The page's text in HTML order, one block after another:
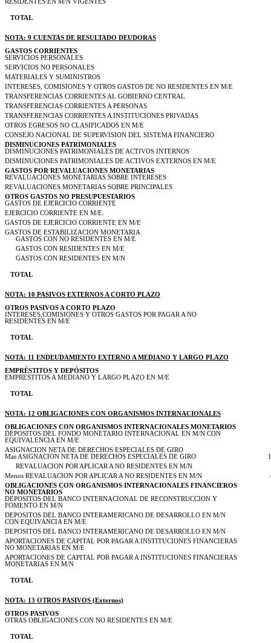
RESIDENTES EN M/N VIGENTES
TOTAL
NOTA: 9 CUENTAS DE RESULTADO DEUDORAS
GASTOS CORRIENTES
SERVICIOS PERSONALES
SERVICIOS NO PERSONALES
MATERIALES Y SUMINISTROS
INTERESES, COMISIONES Y OTROS GASTOS DE NO RESIDENTES EN M/E
TRANSFERENCIAS CORRIENTES AL GOBIERNO CENTRAL
TRANSFERENCIAS CORRIENTES A PERSONAS
TRANSFERENCIAS CORRIENTES A INSTITUCIONES PRIVADAS
OTROS EGRESOS NO CLASIFICADOS EN M/E
CONSEJO NACIONAL DE SUPERVISION DEL SISTEMA FINANCIERO
DISMINUCIONES PATRIMONIALES
DISMINUCIONES PATRIMONIALES DE ACTIVOS INTERNOS
DISMINUCIONES PATRIMONIALES DE ACTIVOS EXTERNOS EN M/E
GASTOS POR REVALUACIONES MONETARIAS
REVALUACIONES MONETARIAS SOBRE INTERESES
REVALUACIONES MONETARIAS SOBRE PRINCIPALES
OTROS GASTOS NO PRESUPUESTARIOS
GASTOS DE EJERCICIO CORRIENTE
EJERCICIO CORRIENTE EN M/E.
GASTOS DE EJERCICIO CORRIENTE EN M/E
GASTOS DE ESTABILIZACION MONETARIA
GASTOS CON NO RESIDENTES EN M/E
GASTOS CON RESIDENTES EN M/E
GASTOS CON RESIDENTES EN M/N
TOTAL
NOTA: 10 PASIVOS EXTERNOS A CORTO PLAZO
OTROS PASIVOS A CORTO PLAZO
INTERESES,COMISIONES Y OTROS GASTOS POR PAGAR A NO
RESIDENTES EN M/E
TOTAL
NOTA: 11 ENDEUDAMIENTO EXTERNO A MEDIANO Y LARGO PLAZO
EMPRÉSTITOS Y DEPÓSITOS
EMPRESTITOS A MEDIANO Y LARGO PLAZO EN M/E
TOTAL
NOTA: 12 OBLIGACIONES CON ORGANISMOS INTERNACIONALES
OBLIGACIONES CON ORGANISMOS INTERNACIONALES MONETARIOS
DEPOSITOS DEL FONDO MONETARIO INTERNACIONAL EN M/N CON
EQUIVALENCIA EN M/E
ASIGNACION NETA DE DERECHOS ESPECIALES DE GIRO
Mas ASIGNACION NETA DE DERECHOS ESPECIALES DE GIRO
REVALUACION POR APLICAR A NO RESIDENTES EN M/N
Menos REVALUACION POR APLICAR A NO RESIDENTES EN M/N
OBLIGACIONES CON ORGANISMOS INTERNACIONALES FINANCIEROS
NO MONETARIOS
DEPOSITOS DEL BANCO INTERNACIONAL DE RECONSTRUCCION Y
FOMENTO EN M/N
DEPOSITOS DEL BANCO INTERAMERICANO DE DESARROLLO EN M/N
CON EQUIVANCIA EN M/E
DEPOSITOS DEL BANCO INTERAMERICANO DE DESARROLLO EN M/N
APORTACIONES DE CAPITAL POR PAGAR A INSTITUCIONES FINANCIERAS
NO MONETARIAS EN M/E
APORTACIONES DE CAPITAL POR PAGAR A INSTITUCIONES FINANCIERAS
MONETARIAS EN M/N
TOTAL
NOTA: 13 OTROS PASIVOS (Externos)
OTROS PASIVOS
OTRAS OBLIGACIONES CON NO RESIDENTES EN M/E
TOTAL